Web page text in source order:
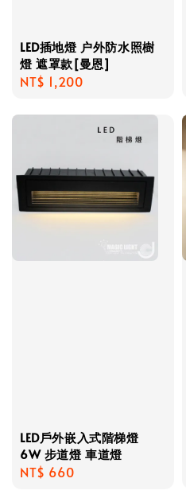
LED插地燈 户外防水照樹
燈 遮罩款[曼恩]
Regular
NT$ 1,200
LED戶外嵌入式階梯燈
6W 步道燈 車道燈
Regular
NT$ 660